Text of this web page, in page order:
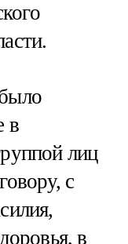
в
лиц
с
в